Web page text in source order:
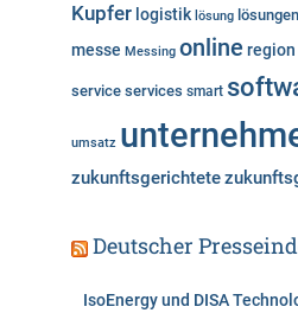
Kupfer logistik lösung lösungen
messe Messing online region
service services smart
umsatz
zukunftsgerichtete
Deutscher
IsoEnergy und DISA